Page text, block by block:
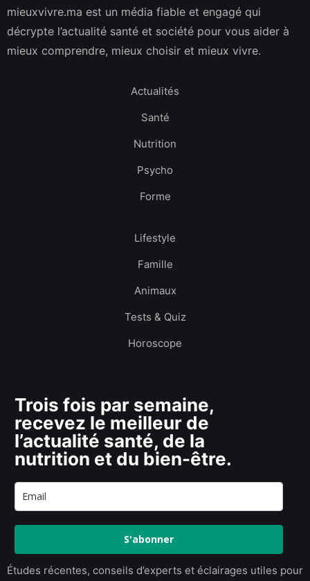
mieuxvivre.ma est un média fiable et engagé qui
décrypte l’actualité santé et société pour vous aider à
mieux comprendre, mieux choisir et mieux vivre.
Actualités
Santé
Nutrition
Psycho
Forme
Lifestyle
Famille
Animaux
Tests & Quiz
Horoscope
Trois fois par semaine,
recevez le meilleur de
l’actualité santé, de la
nutrition et du bien-être.
S'abonner
Études récentes, conseils d’experts et éclairages utiles pour